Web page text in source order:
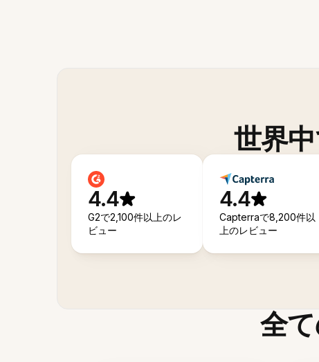
世界
4.4
G2で2,100件以上のレ
ビュー
4.4
Capterraで8,200件以
上のレビュー
全